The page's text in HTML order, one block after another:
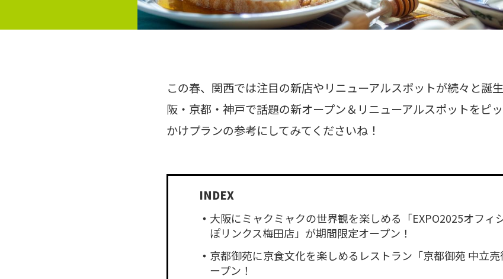
この春、関西では注目の新店やリニューアルスポットが続々と誕
阪・京都・神戸で話題の新オープン＆リニューアルスポットをピ
かけプランの参考にしてみてくださいね！
大阪にミャクミャクの世界観を楽しめる「EXPO2025オフィ
ぽリンクス梅田店」が期間限定オープン！
京都御苑に京食文化を楽しめるレストラン「京都御苑 中立
ープン！